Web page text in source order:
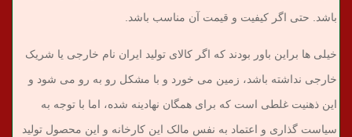
باشد. حتی اگر کیفیت و قیمت آن مناسب باشد.
خیلی ها براین باور بودند که اگر کالای تولید ایران نام خارجی یا شریک
خارجی نداشته باشد، زمین می خورد و با مشکل رو به رو می شود و
این ذهنیت غلطی است که برای همگان نهادینه شده، اما با توجه به
سیاست گذاری و اعتماد به نفس مالک این کارخانه و این محصول تولید